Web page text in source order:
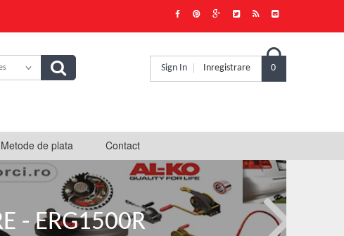

0
Sign In Inregistrare
Metode de plata Contact
- ERG1500R